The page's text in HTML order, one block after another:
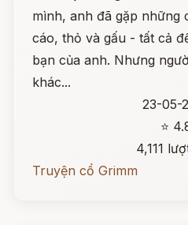
mình, anh đã gặp những
cáo, thỏ và gấu - tất cả
bạn của anh. Nhưng
khác...
23-05-
⭐
4,111
Truyện cổ Grimm